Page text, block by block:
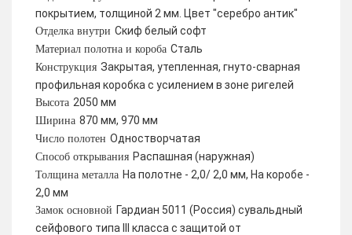
покрытием, толщиной 2 мм. Цвет "серебро антик"
Отделка внутри Скиф белый софт
Материал полотна и короба Сталь
Конструкция Закрытая, утепленная, гнуто-сварная
профильная коробка с усилением в зоне ригелей
Высота 2050 мм
Ширина 870 мм, 970 мм
Число полотен Одностворчатая
Способ открывания Распашная (наружная)
Толщина металла На полотне - 2,0/ 2,0 мм, На коробе -
2,0 мм
Замок основной Гардиан 5011 (Россия) сувальдный
сейфового типа III класса с защитой от